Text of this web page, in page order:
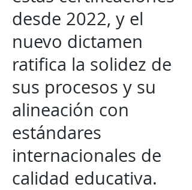
desde 2022, y el
nuevo dictamen
ratifica la solidez de
sus procesos y su
alineación con
estándares
internacionales de
calidad educativa.